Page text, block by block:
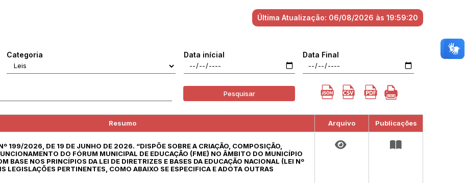
Última Atualização: 06/08/2026 às 19:59:20
Categoria Data inícial Data Final
Pesquisar
Resumo Arquivo Publicações
199/2026, DE 19 DE JUNHO DE 2026. “DISPÕE SOBRE A CRIAÇÃO, COMPOSIÇÃO,
DO FÓRUM MUNICIPAL DE EDUCAÇÃO (FME) NO ÂMBITO DO MUNICÍPIO
BASE NOS PRINCÍPIOS DA LEI DE DIRETRIZES E BASES DA EDUCAÇÃO NACIONAL (LEI Nº
LEGISLAÇÕES PERTINENTES, COMO ABAIXO SE ESPECIFICA E ADOTA OUTRAS